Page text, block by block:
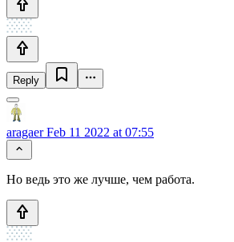
Reply
aragaerFeb 11 2022 at 07:55
Но ведь это же лучше, чем работа.